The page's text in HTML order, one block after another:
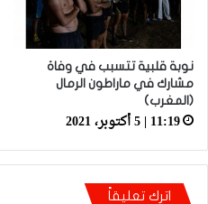
نوبة قلبية تتسبب في وفاة
مشارك في ماراطون الرمال
(المغرب)
11:19 | 5 أكتوبر، 2021
اترك تعليقاً